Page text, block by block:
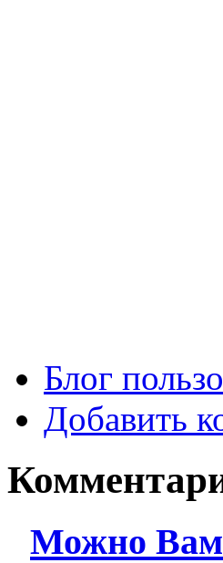
Блог
Добавить
Можно Вам